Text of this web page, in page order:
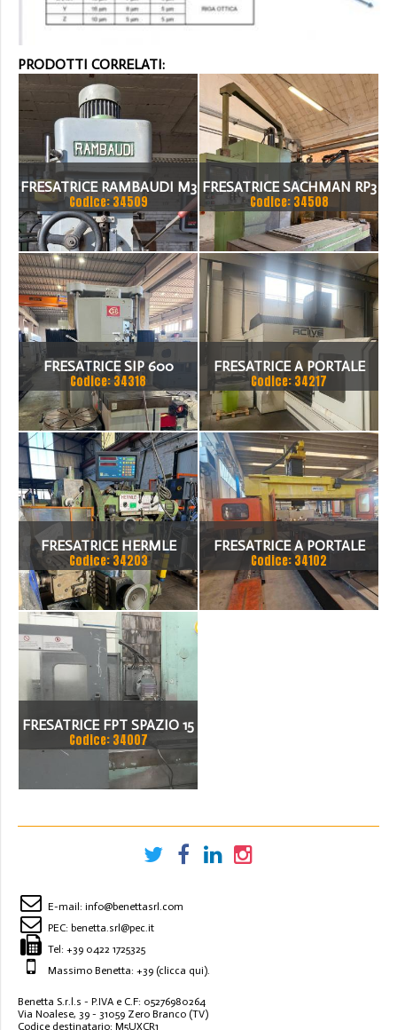
PRODOTTI CORRELATI:
FRESATRICE RAMBAUDI M3
Codice: 34509
FRESATRICE SACHMAN RP3
Codice: 34508
FRESATRICE SIP 600
Codice: 34318
FRESATRICE A PORTALE
ACTIVE FIVE 3000
Codice: 34217
FRESATRICE HERMLE
Codice: 34203
FRESATRICE A PORTALE
NORMA
Codice: 34102
FRESATRICE FPT SPAZIO 15
Codice: 34007
E-mail: info@benettasrl.com
PEC: benetta.srl@pec.it
Tel: +39 0422 1725325
Massimo Benetta: +39 (clicca qui).
Benetta S.r.l.s - P.IVA e C.F: 05276980264
Via Noalese, 39 - 31059 Zero Branco (TV)
Codice destinatario: M5UXCR1